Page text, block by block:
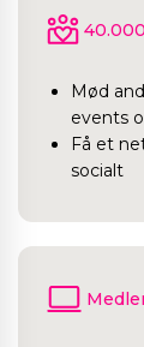
Mød
events
Få et
socialt